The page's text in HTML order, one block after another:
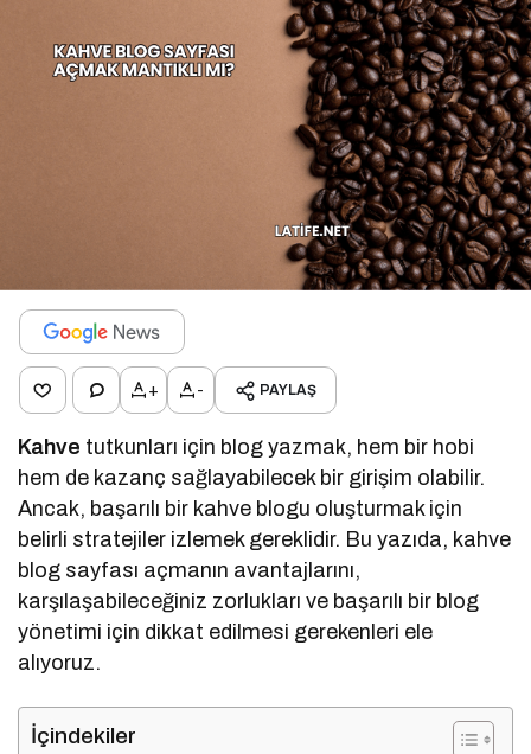
+ - PAYLAŞ
Kahve tutkunları için blog yazmak, hem bir hobi
hem de kazanç sağlayabilecek bir girişim olabilir.
Ancak, başarılı bir kahve blogu oluşturmak için
belirli stratejiler izlemek gereklidir. Bu yazıda, kahve
blog sayfası açmanın avantajlarını,
karşılaşabileceğiniz zorlukları ve başarılı bir blog
yönetimi için dikkat edilmesi gerekenleri ele
alıyoruz.
İçindekiler